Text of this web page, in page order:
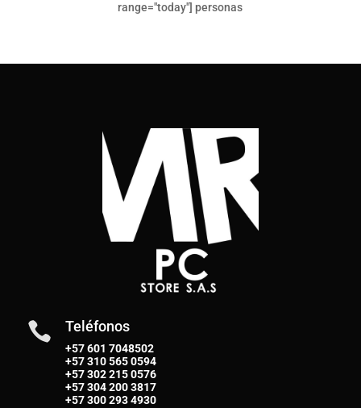
range="today"] personas
 Teléfonos
+57 601 7048502
+57310 565 0594
+57302 215 0576
+57304 200 3817
+57300 293 4930